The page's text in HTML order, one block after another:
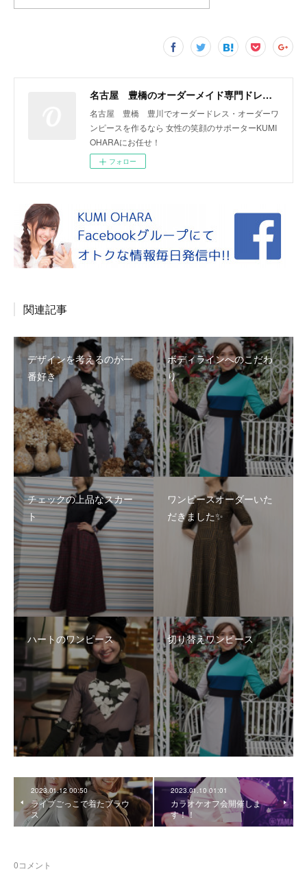
名古屋 豊橋のオーダーメイド専門ドレスデザイナー KUMI OHARA
名古屋 豊橋 豊川でオーダードレス・オーダーワ
ンピースを作るなら 女性の笑顔のサポーターKUMI
OHARAにお任せ！
フォロー
関連記事
デザインを考えるのが一
番好き
ボディラインへのこだわ
り
チェックの上品なスカー
ト
ワンピースオーダーいた
だきました✨
ハートのワンピース 切り替えワンピース
2023.01.12 00:50
ライブごっこで着たブラウ
ス
2023.01.10 01:01
カラオケオフ会開催しま
す！！
0コメント